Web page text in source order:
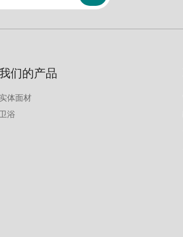
们的产品
实体面材
浴